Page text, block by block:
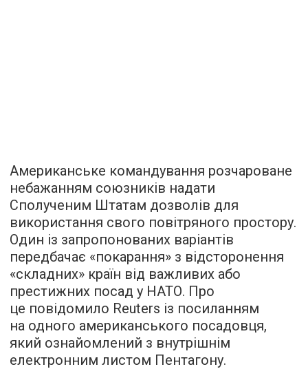
Американське командування розчароване
небажанням союзників надати
Сполученим Штатам дозволів для
використання свого повітряного простору.
Один із запропонованих варіантів
передбачає «покарання» з відсторонення
«складних» країн від важливих або
престижних посад у НАТО. Про
це повідомило Reuters із посиланням
на одного американського посадовця,
який ознайомлений з внутрішнім
електронним листом Пентагону.